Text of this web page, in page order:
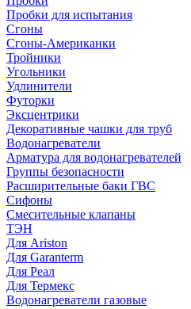
Пробки для испытания
Сгоны
Сгоны-Американки
Тройники
Угольники
Удлинители
Футорки
Эксцентрики
Декоративные чашки для труб
Водонагреватели
Арматура для водонагревателей
Группы безопасности
Расширительные баки ГВС
Сифоны
Смесительные клапаны
ТЭН
Для Ariston
Для Garanterm
Для Реал
Для Термекс
Водонагреватели газовые